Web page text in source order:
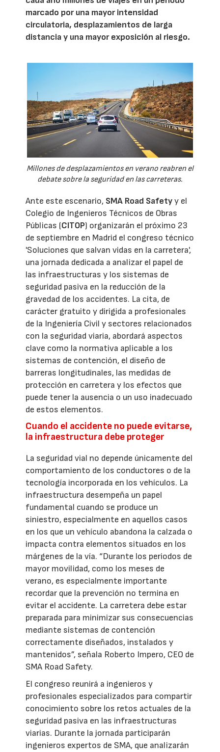
marcado por una mayor intensidad
circulatoria, desplazamientos de larga
distancia y una mayor exposición al riesgo.
Millones de desplazamientos en verano reabren el
debate sobre la seguridad en las carreteras.
Ante este escenario, SMA Road Safetyy el
Colegio de Ingenieros Técnicos de Obras
Públicas (CITOP) organizarán el próximo 23
de septiembre en Madrid el congreso técnico
'Soluciones que salvan vidas en la carretera',
una jornada dedicada a analizar el papel de
las infraestructuras y los sistemas de
seguridad pasiva en la reducción de la
gravedad de los accidentes. La cita, de
carácter gratuito y dirigida a profesionales
de la Ingeniería Civil y sectores relacionados
con la seguridad viaria, abordará aspectos
clave como la normativa aplicable a los
sistemas de contención, el diseño de
barreras longitudinales, las medidas de
protección en carretera y los efectos que
puede tener la ausencia o un uso inadecuado
de estos elementos.
Cuando el accidente no puede evitarse,
la infraestructura debe proteger
La seguridad vial no depende únicamente del
comportamiento de los conductores o de la
tecnología incorporada en los vehículos. La
infraestructura desempeña un papel
fundamental cuando se produce un
siniestro, especialmente en aquellos casos
en los que un vehículo abandona la calzada o
impacta contra elementos situados en los
márgenes de la vía. “Durante los periodos de
mayor movilidad, como los meses de
verano, es especialmente importante
recordar que la prevención no termina en
evitar el accidente. La carretera debe estar
preparada para minimizar sus consecuencias
mediante sistemas de contención
correctamente diseñados, instalados y
mantenidos”, señala Roberto Impero, CEO de
SMA Road Safety.
El congreso reunirá a ingenieros y
profesionales especializados para compartir
conocimiento sobre los retos actuales de la
seguridad pasiva en las infraestructuras
viarias. Durante la jornada participarán
ingenieros expertos de SMA, que analizarán